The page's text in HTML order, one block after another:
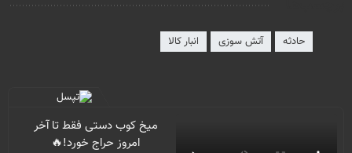
حادثه آتش سوزی انبار کالا
میخ کوب دستی فقط تا آخر
امروز حراج خورد!🔥